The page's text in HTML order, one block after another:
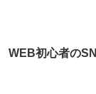
WEB初心者の